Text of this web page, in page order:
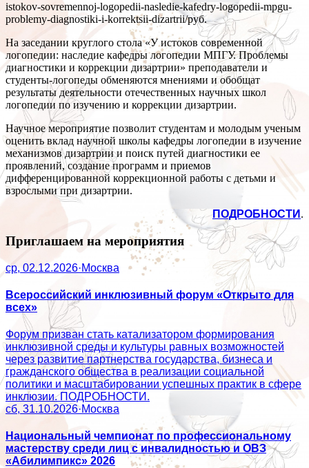
istokov-sovremennoj-logopedii-nasledie-kafedry-logopedii-mpgu-
problemy-diagnostiki-i-korrektsii-dizartrii/руб.
На заседании круглого стола «У истоков современной
логопедии: наследие кафедры логопедии МПГУ. Проблемы
диагностики и коррекции дизартрии» преподаватели и
студенты-логопеды обменяются мнениями и обобщат
результаты деятельности отечественных научных школ
логопедии по изучению и коррекции дизартрии.
Научное мероприятие позволит студентам и молодым ученым
оценить вклад научной школы кафедры логопедии в изучение
механизмов дизартрии и поиск путей диагностики ее
проявлений, создание программ и приемов
дифференцированной коррекционной работы с детьми и
взрослыми при дизартрии.
ПОДРОБНОСТИ .
Приглашаем на мероприятия
ср, 02.12.2026·Москва
Всероссийский инклюзивный форум «Открыто для
всех»
Форум призван стать катализатором формирования
инклюзивной среды и культуры равных возможностей
через развитие партнерства государства, бизнеса и
гражданского общества в реализации социальной
политики и масштабировании успешных практик в сфере
инклюзии. ПОДРОБНОСТИ.
сб, 31.10.2026·Москва
Национальный чемпионат по профессиональному
мастерству среди лиц с инвалидностью и ОВЗ
«Абилимпикс» 2026